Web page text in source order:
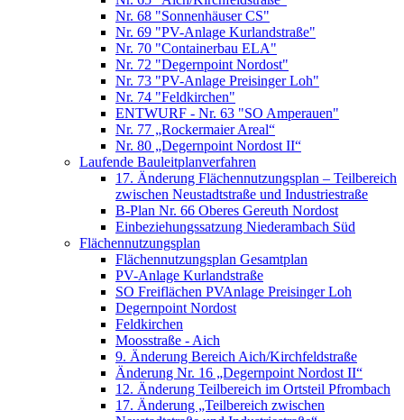
Nr. 68 "Sonnenhäuser CS"
Nr. 69 "PV-Anlage Kurlandstraße"
Nr. 70 "Containerbau ELA"
Nr. 72 "Degernpoint Nordost"
Nr. 73 "PV-Anlage Preisinger Loh"
Nr. 74 "Feldkirchen"
ENTWURF - Nr. 63 "SO Amperauen"
Nr. 77 „Rockermaier Areal“
Nr. 80 „Degernpoint Nordost II“
Laufende Bauleitplanverfahren
17. Änderung Flächennutzungsplan – Teilbereich
zwischen Neustadtstraße und Industriestraße
B-Plan Nr. 66 Oberes Gereuth Nordost
Einbeziehungssatzung Niederambach Süd
Flächennutzungsplan
Flächennutzungsplan Gesamtplan
PV-Anlage Kurlandstraße
SO Freiflächen PV­Anlage Preisinger Loh
Degernpoint Nordost
Feldkirchen
Moosstraße - Aich
9. Änderung Bereich Aich/Kirchfeldstraße
Änderung Nr. 16 „Degernpoint Nordost II“
12. Änderung Teilbereich im Ortsteil Pfrombach
17. Änderung „Teilbereich zwischen